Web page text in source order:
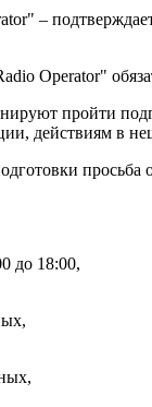
–
Operator"
пройти
действиям в
просьба
до 18:00,